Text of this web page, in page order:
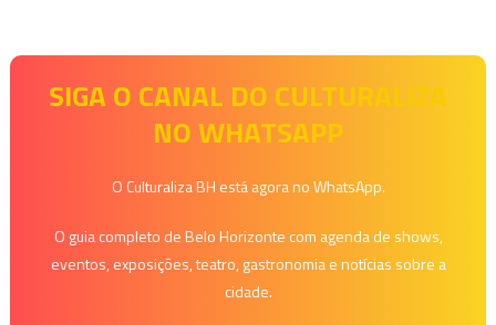
SIGA O CANAL DO CULTURALIZA
NO WHATSAPP
O Culturaliza BH está agora no WhatsApp.
O guia completo de Belo Horizonte com agenda de shows,
eventos, exposições, teatro, gastronomia e notícias sobre a
cidade.